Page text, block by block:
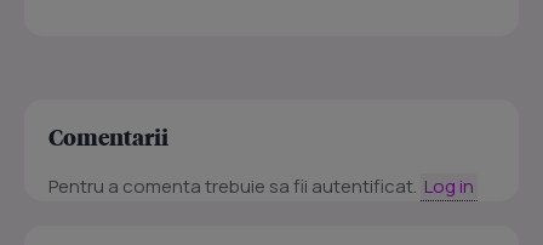
Comentarii
Pentru a comenta trebuie sa fii autentificat. Log in